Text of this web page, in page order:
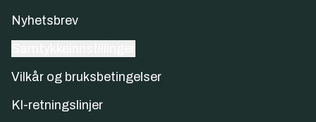
Nyhetsbrev
Vilkår og bruksbetingelser
KI-retningslinjer